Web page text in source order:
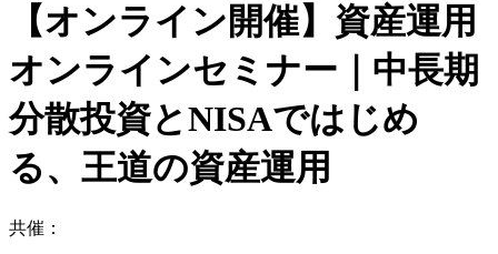
【オンライン開催】 資産運用
オンラインセミナー｜ 中長期
分散投資とNISAではじめ
る、王道の資産運用
共催：